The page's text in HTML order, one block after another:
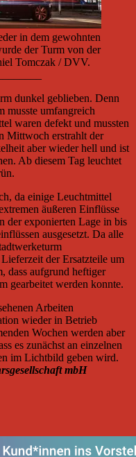
in dem gewohnten
der Turm von der
Tomczak / DVV.
dunkel geblieben. Denn
musste umfangreich
waren defekt und mussten
Mittwoch erstrahlt der
aber wieder hell und ist
Ab diesem Tag leuchtet
da einige Leuchtmittel
äußeren Einflüsse
der exponierten Lage in bis
ausgesetzt. Da alle
der Ersatzteile um
dass aufgrund heftiger
gearbeitet werden konnte.
Arbeiten
wieder in Betrieb
Wochen werden aber
es zunächst an einzelnen
im Lichtbild geben wird.
mbH